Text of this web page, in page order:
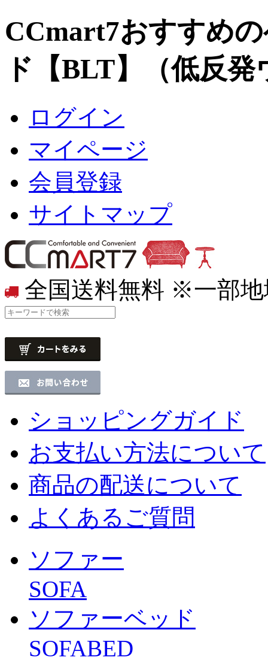
CCmart7おすすめ
ド【BLT】（低反
ログイン
マイページ
会員登録
サイトマップ
全国送料無料 ※一部地
ショッピングガイド
お支払い方法について
商品の配送について
よくあるご質問
ソファー
SOFA
ソファーベッド
SOFABED